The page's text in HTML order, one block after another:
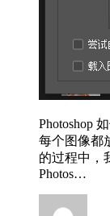
Photoshop
每个图像都
的过程中，
Photos…